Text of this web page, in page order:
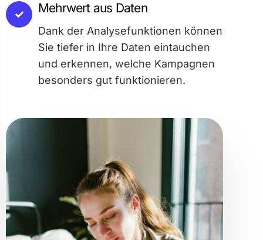
Mehrwert aus Daten
Dank der Analysefunktionen können
Sie tiefer in Ihre Daten eintauchen
und erkennen, welche Kampagnen
besonders gut funktionieren.